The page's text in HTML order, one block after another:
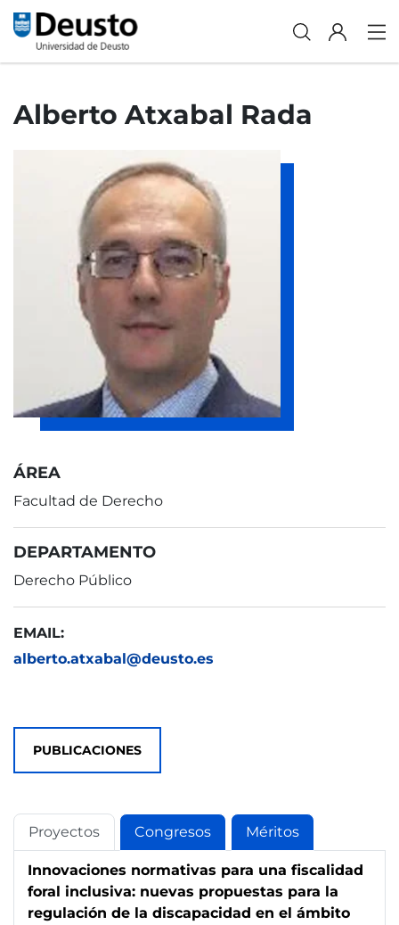
Alberto Atxabal Rada
ÁREA
Facultad de Derecho
DEPARTAMENTO
Derecho Público
EMAIL:
alberto.atxabal@deusto.es
PUBLICACIONES
Proyectos Congresos Méritos
Innovaciones normativas para una fiscalidad
foral inclusiva: nuevas propuestas para la
regulación de la discapacidad en el ámbito